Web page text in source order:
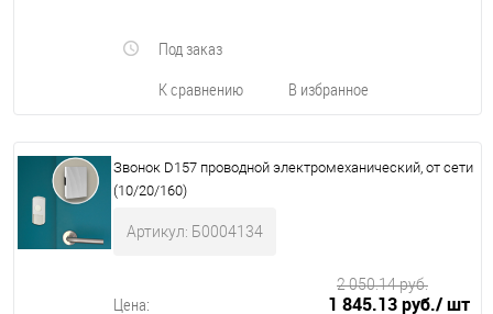
К сравнению В избранное
Под заказ
Звонок D157 проводной электромеханический, от сети
(10/20/160)
Артикул: Б0004134
Цена: 1 845.13 руб./ шт
2 050.14 руб.